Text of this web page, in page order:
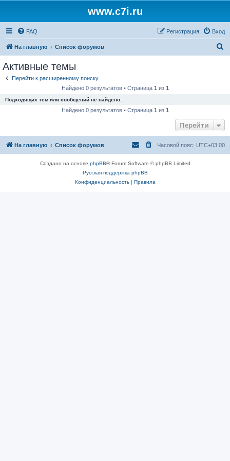
www.c7i.ru
FAQ Вход
Регистрация
На главную Список форумов
Активные темы
Перейти к расширенному поиску
Найдено 0 результатов • Страница 1 из 1
Подходящих тем или сообщений не найдено.
Найдено 0 результатов • Страница 1 из 1
Перейти
На главную Список форумов Часовой пояс: UTC+03:00
Создано на основе phpBB® Forum Software © phpBB Limited
Русская поддержка phpBB
Конфиденциальность| Правила